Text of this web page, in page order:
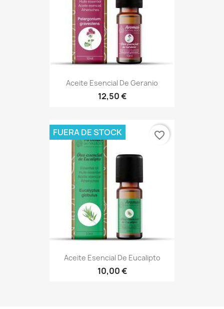
Aceite Esencial De Geranio
12,50 €
Aceite Esencial De Eucalipto
10,00 €
FUERA DE STOCK favorite_border